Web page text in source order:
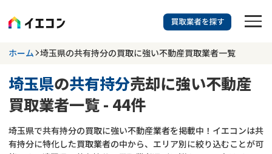
訳あり物件に強い業者を探す
埼玉県 共有持分
更新日 :2026年07月31日
ホーム 埼玉県の共有持分の買取に強い不動産買取業者一覧
埼玉県の共有持分売却に強い不動産
買取業者一覧 - 44件
埼玉県で共有持分の買取に強い不動産業者を掲載中！イエコンは共
有持分に特化した買取業者の中から、エリア別に絞り込むことが可